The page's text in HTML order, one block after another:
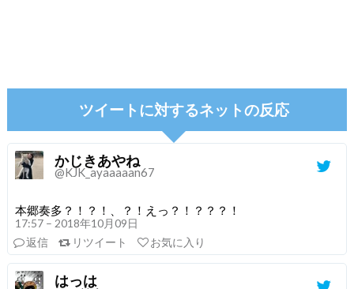
ツイートに対するネットの反応
かじきあやね
@KJK_ayaaaaan67
本郷奏多？！？！、？！えっ？！？？？！
17:57 – 2018年10月09日
返信
リツイート お気に入り
はっは